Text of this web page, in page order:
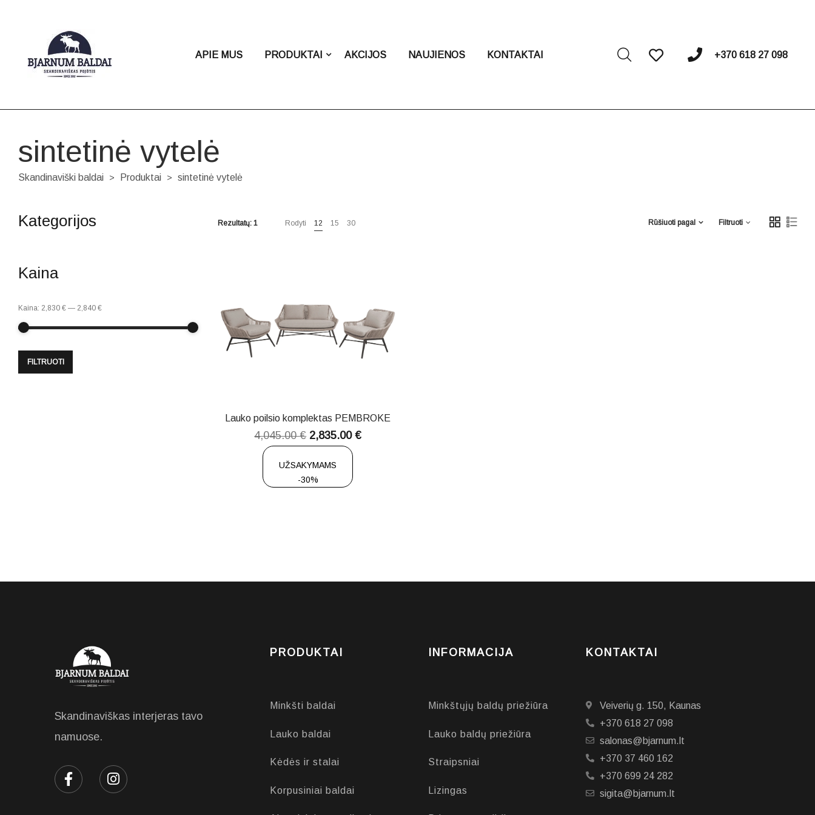
APIE MUS PRODUKTAI AKCIJOS NAUJIENOS KONTAKTAI +370 618 27 098
sintetinė vytelė
Skandinaviški baldai > Produktai > sintetinė vytelė
Rezultatų: 1 Rodyti 12 15 30 Filtruoti
Rūšiuoti pagal
Lauko poilsio komplektas PEMBROKE
4,045.00€ 2,835.00€
UŽSAKYMAMS
-30%
Kategorijos
Kaina
FILTRUOTI
Kaina: 2,830 € — 2,840 €
Skandinaviškas interjeras tavo
namuose.
PRODUKTAI
Minkšti baldai
Lauko baldai
Kėdės ir stalai
Korpusiniai baldai
INFORMACIJA
Minkštųjų baldų priežiūra
Lauko baldų priežiūra
Straipsniai
Lizingas
KONTAKTAI
Veiverių g. 150, Kaunas
+370 618 27 098
salonas@bjarnum.lt
+370 37 460 162
+370 699 24 282
sigita@bjarnum.lt